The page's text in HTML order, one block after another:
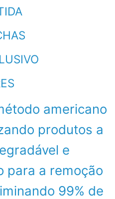
americano
produtos a
e
para a remoção
99% de